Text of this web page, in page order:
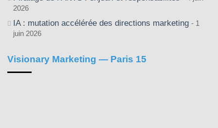
2026
IA : mutation accélérée des directions marketing
1
juin 2026
Visionary Marketing — Paris 15